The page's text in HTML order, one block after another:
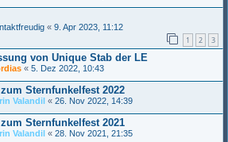
« 9. Apr 2023, 11:12
1 2 3
von Unique Stab der LE
« 5. Dez 2022, 10:43
Sternfunkelfest 2022
Valandil « 26. Nov 2022, 14:39
Sternfunkelfest 2021
Valandil « 28. Nov 2021, 21:35